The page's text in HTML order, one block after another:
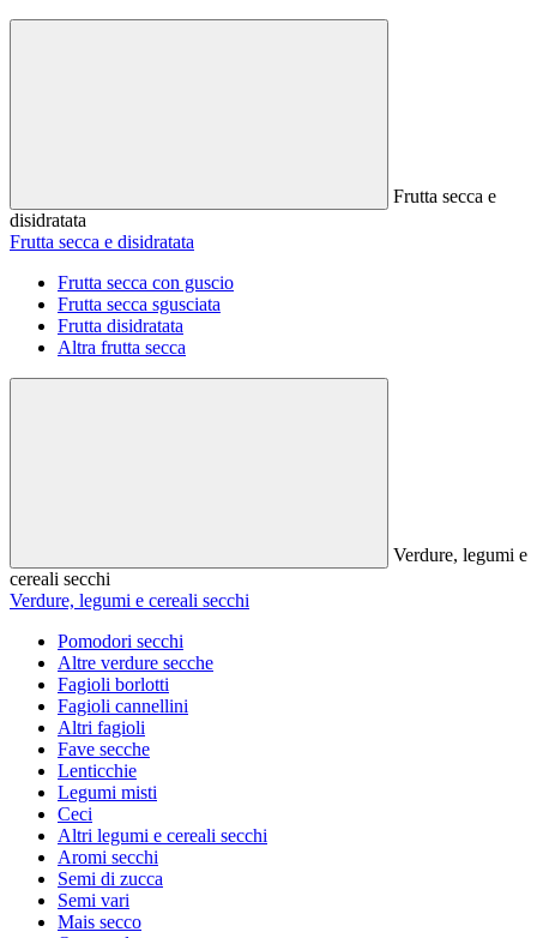
Frutta secca e
disidratata
Frutta secca e disidratata
Frutta secca con guscio
Frutta secca sgusciata
Frutta disidratata
Altra frutta secca
Verdure, legumi e
cereali secchi
Verdure, legumi e cereali secchi
Pomodori secchi
Altre verdure secche
Fagioli borlotti
Fagioli cannellini
Altri fagioli
Fave secche
Lenticchie
Legumi misti
Ceci
Altri legumi e cereali secchi
Aromi secchi
Semi di zucca
Semi vari
Mais secco